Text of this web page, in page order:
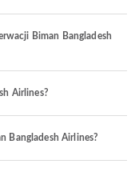
Biman Bangladesh
Airlines?
Bangladesh Airlines?